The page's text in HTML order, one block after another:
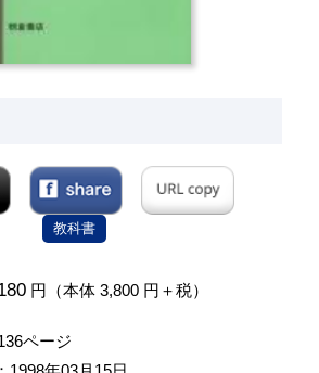
教科書
円（本体 3,800 円＋税）
ページ